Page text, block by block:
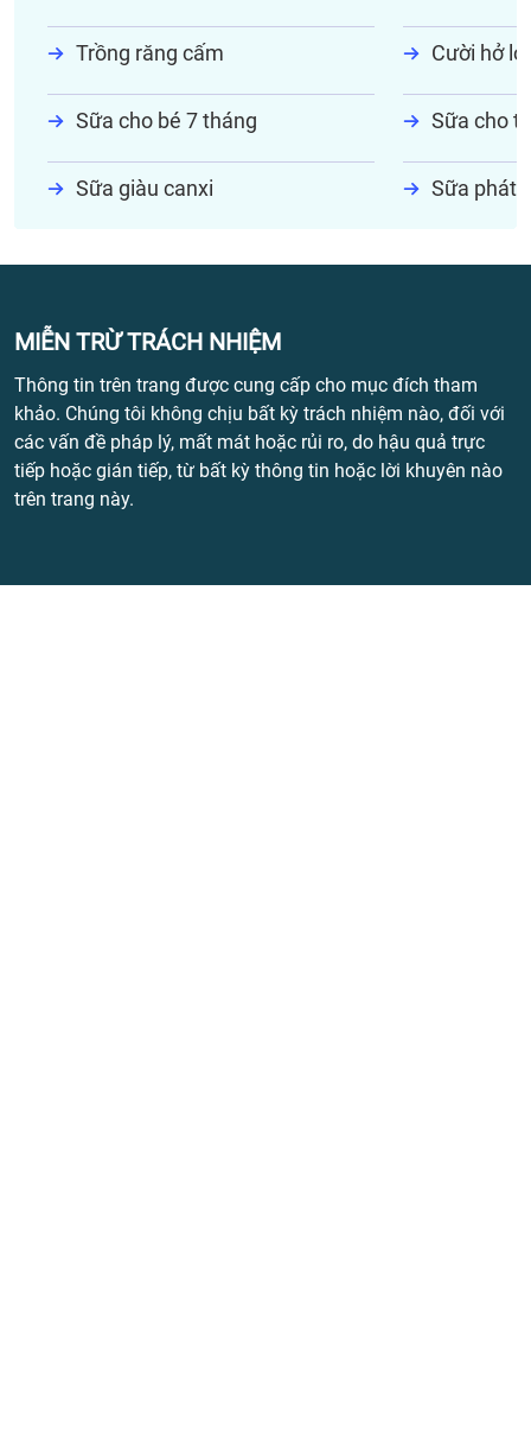
Trồng răng cấm Cười hở lợi
Sữa cho bé 7 tháng Sữa cho
Sữa giàu canxi Sữa phát
MIỄN TRỪ TRÁCH NHIỆM
Thông tin trên trang được cung cấp cho mục đích tham
khảo. Chúng tôi không chịu bất kỳ trách nhiệm nào, đối với
các vấn đề pháp lý, mất mát hoặc rủi ro, do hậu quả trực
tiếp hoặc gián tiếp, từ bất kỳ thông tin hoặc lời khuyên nào
trên trang này.